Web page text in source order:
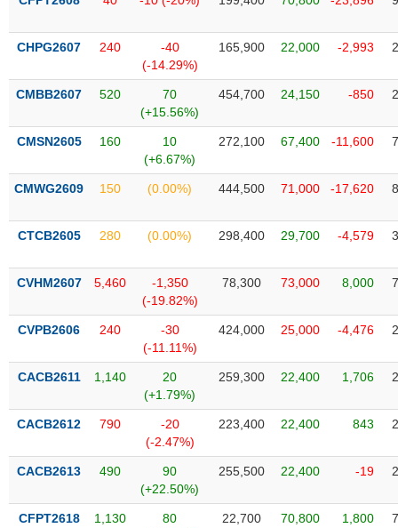
Tâm
thị
CHPG2607 240
-40
(-14.29%)
165,900 22,000 -2,993
CMBB2607 520
70
(+15.56%)
454,700 24,150 -850
CMSN2605 160
10
(+6.67%)
272,100 67,400 -11,600
CMWG2609 150 (0.00%) 444,500 71,000 -17,620
CTCB2605 280 (0.00%) 298,400 29,700 -4,579
CVHM2607 5,460
-1,350
(-19.82%)
78,300 73,000 8,000
CVPB2606 240
-30
(-11.11%)
424,000 25,000 -4,476
CACB2611 1,140
20
(+1.79%)
259,300 22,400 1,706
CACB2612 790
-20
(-2.47%)
223,400 22,400 843
CACB2613 490
90
(+22.50%)
255,500 22,400 -19
CFPT2618 1,130
80
22,700 70,800 1,800
DÙNG
THIẾT
YẾU
TIÊU
THIẾT
CHĂM
SỨC